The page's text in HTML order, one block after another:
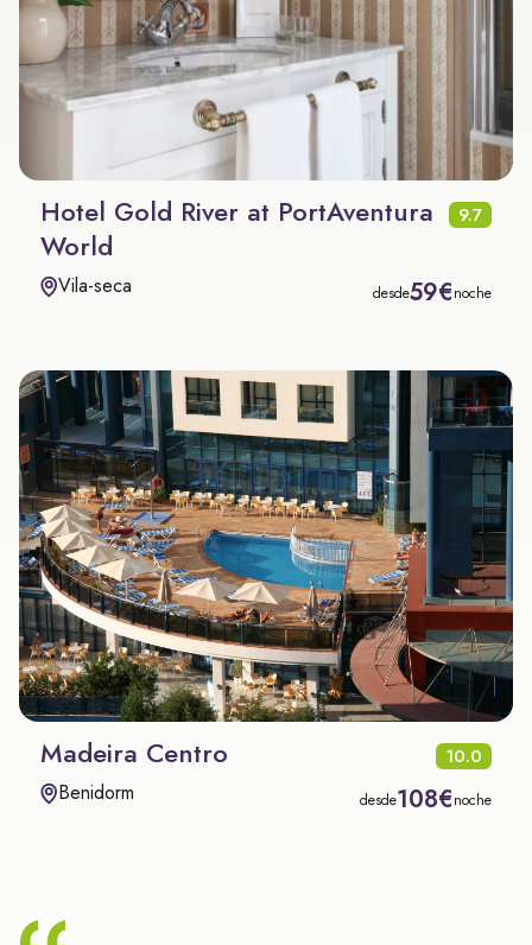
Hotel Gold River at PortAventura
World
9.7
Vila-seca desde59€noche
Madeira Centro 10.0
Benidorm desde108€noche